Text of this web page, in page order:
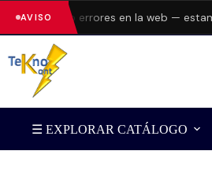
AVISO errores en la web —
☰ EXPLORAR CATÁLOGO